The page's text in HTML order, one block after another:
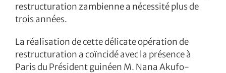
restructuration zambienne a nécessité plus de
trois années.
La réalisation de cette délicate opération de
restructuration a coïncidé avec la présence à
Paris du Président guinéen M. Nana Akufo-